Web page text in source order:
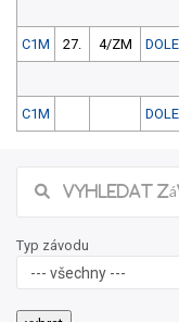
C1M 27. 4/ZM
C1M
Typ závodu